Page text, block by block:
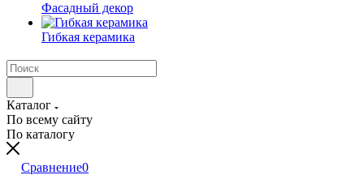
Фасадный декор
Гибкая керамика
Каталог
По всему сайту
По каталогу
Сравнение0